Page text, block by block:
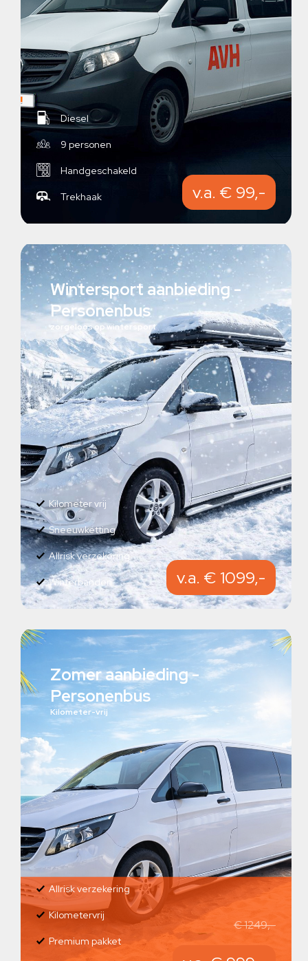
Diesel
9 personen
Handgeschakeld
Trekhaak v.a. € 99,-
Wintersport aanbieding -
Personenbus
zorgeloos op wintersport
Kilometer vrij
Sneeuwketting
Allrisk verzekering
Winterbanden v.a. € 1099,-
Zomer aanbieding -
Personenbus
Kilometer-vrij
Allrisk verzekering
Kilometervrij
Premium pakket
€ 1249,-